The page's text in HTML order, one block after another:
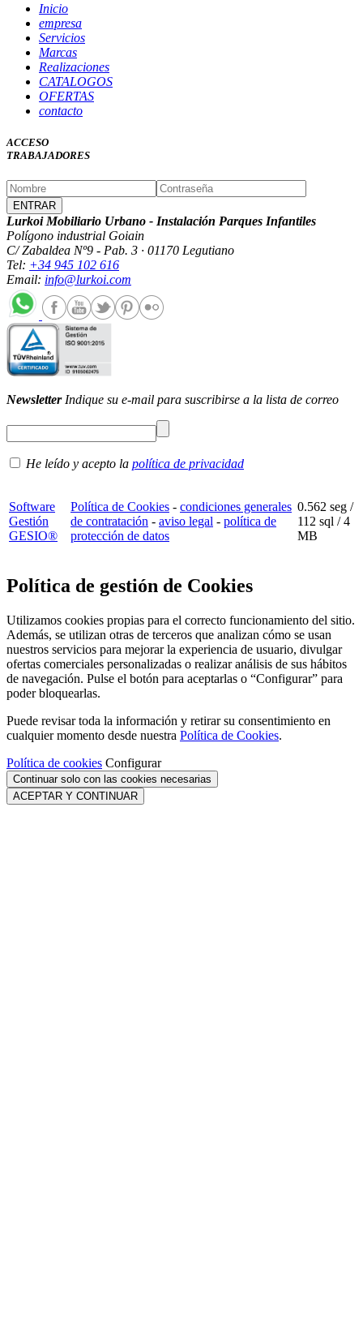
Inicio
empresa
Servicios
Marcas
Realizaciones
CATALOGOS
OFERTAS
contacto
ACCESO
TRABAJADORES
Lurkoi Mobiliario Urbano - Instalación Parques Infantiles
Polígono industrial Goiain
C/ Zabaldea Nº9 - Pab. 3 · 01170 Legutiano
Tel: +34 945 102 616
Email: info@lurkoi.com
NewsletterIndique su e-mail para suscribirse a la lista de correo
He leído y acepto la política de privacidad
Software
Gestión
GESIO®
Política de Cookies - condiciones generales
de contratación - aviso legal - política de
protección de datos
0.562 seg /
112 sql / 4
MB
Política de gestión de Cookies
Utilizamos cookies propias para el correcto funcionamiento del sitio.
Además, se utilizan otras de terceros que analizan cómo se usan
nuestros servicios para mejorar la experiencia de usuario, divulgar
ofertas comerciales personalizadas o realizar análisis de sus hábitos
de navegación. Pulse el botón para aceptarlas o “Configurar” para
poder bloquearlas.
Puede revisar toda la información y retirar su consentimiento en
cualquier momento desde nuestra Política de Cookies.
Política de cookies Configurar
Continuar solo con las cookies necesarias
ACEPTAR Y CONTINUAR